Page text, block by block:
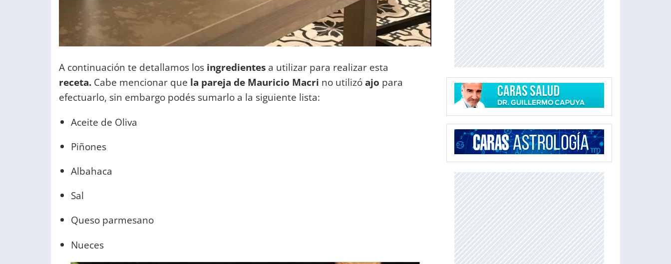
A continuación te detallamos los ingredientes a utilizar para realizar esta
receta. Cabe mencionar que la pareja de Mauricio Macri no utilizóajo para
efectuarlo, sin embargo podés sumarlo a la siguiente lista:
Aceite de Oliva
Piñones
Albahaca
Sal
Queso parmesano
Nueces